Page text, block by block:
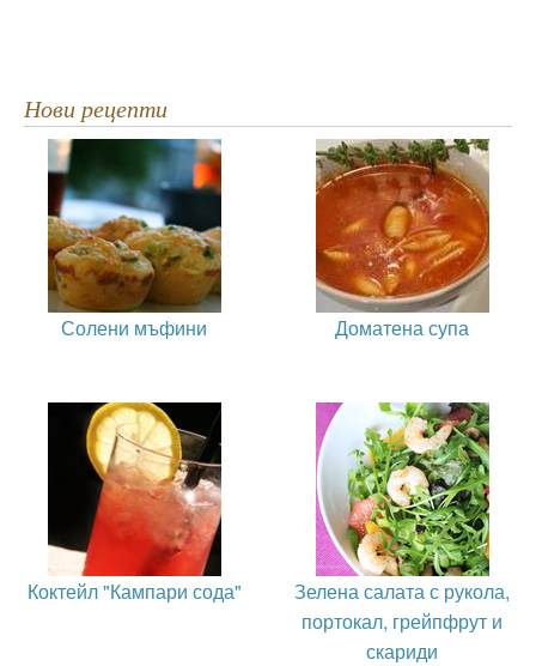
Нови рецепти
Солени мъфини Доматена супа
Коктейл "Кампари сода"
Зелена салата с рукола,
портокал, грейпфрут и
скариди